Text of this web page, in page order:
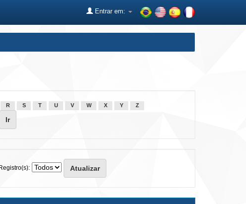
Entrar em:
R S T U V W X Y Z
Registro(s):